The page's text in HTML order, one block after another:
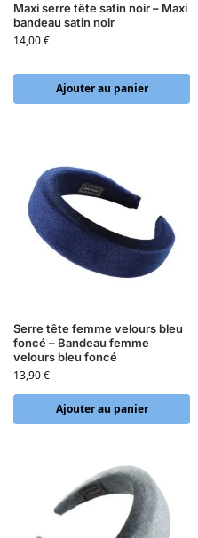
Maxi serre tête satin noir – Maxi
bandeau satin noir
14,00€
Ajouter au panier
Serre tête femme velours bleu
foncé – Bandeau femme
velours bleu foncé
13,90€
Ajouter au panier